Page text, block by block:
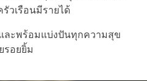
วเรือนมีรายได้
ละพร้อมแบ่งปันทุกความสุข
รอยยิ้ม